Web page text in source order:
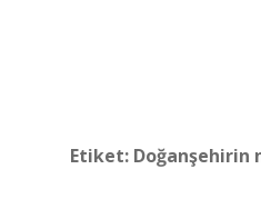
Etiket: Doğanşehirin